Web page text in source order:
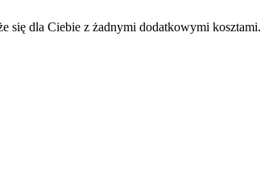
się dla Ciebie z żadnymi dodatkowymi kosztami.